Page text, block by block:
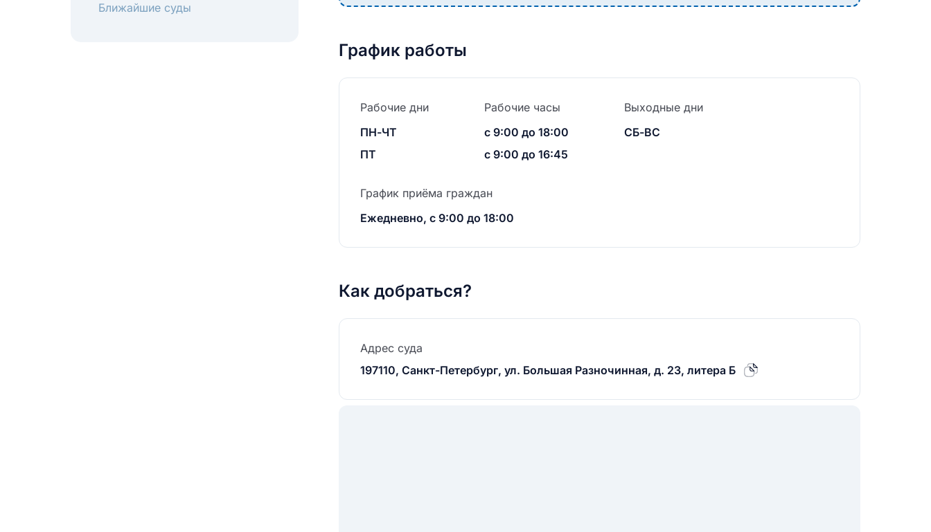
Ближайшие суды
График работы
Рабочие дни
ПН-ЧТ
ПТ
Рабочие часы
с 9:00 до 18:00
с 9:00 до 16:45
Выходные дни
СБ-ВС
График приёма граждан
Ежедневно, с 9:00 до 18:00
Как добраться?
Адрес суда
197110, Санкт-Петербург, ул. Большая Разночинная, д. 23, литера Б